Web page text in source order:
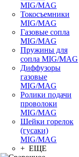
MIG/MAG
Токосъемники
MIG/MAG
Газовые сопла
MIG/MAG
Пружины для
сопла MIG/MAG
Диффузоры
газовые
MIG/MAG
Ролики подачи
проволоки
MIG/MAG
Шейки горелок
(гусаки)
MIG/MAG
+ ЕЩЕ